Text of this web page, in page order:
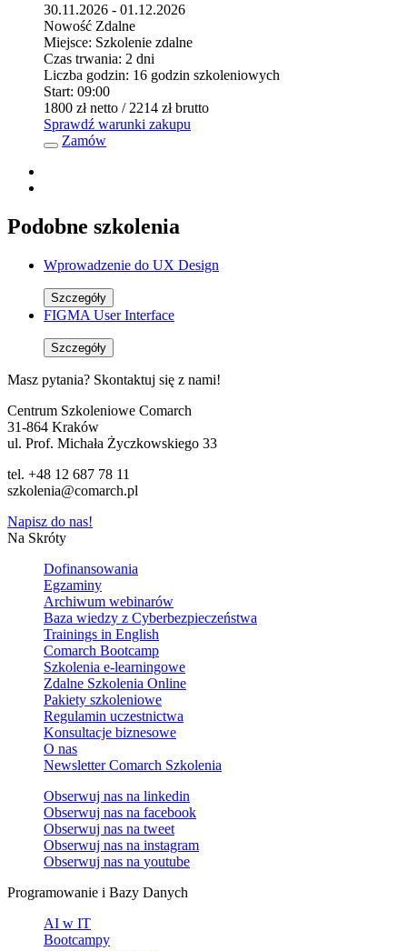
30.11.2026 - 01.12.2026
Nowość Zdalne
Miejsce: Szkolenie zdalne
Czas trwania: 2 dni
Liczba godzin: 16 godzin szkoleniowych
Start: 09:00
1800 złnetto / 2214 złbrutto
Sprawdź warunki zakupu
Zamów
Podobne szkolenia
Wprowadzenie do UX Design
Szczegóły
FIGMA User Interface
Szczegóły
Masz pytania? Skontaktuj się z nami!
Centrum Szkoleniowe Comarch
31-864 Kraków
ul. Prof. Michała Życzkowskiego 33
tel. +48 12 687 78 11
szkolenia@comarch.pl
Napisz do nas!
Na Skróty
Dofinansowania
Egzaminy
Archiwum webinarów
Baza wiedzy z Cyberbezpieczeństwa
Trainings in English
Comarch Bootcamp
Szkolenia e-learningowe
Zdalne Szkolenia Online
Pakiety szkoleniowe
Regulamin uczestnictwa
Konsultacje biznesowe
O nas
Newsletter Comarch Szkolenia
Obserwuj nas na linkedin
Obserwuj nas na facebook
Obserwuj nas na tweet
Obserwuj nas na instagram
Obserwuj nas na youtube
Programowanie i Bazy Danych
AI w IT
Bootcampy